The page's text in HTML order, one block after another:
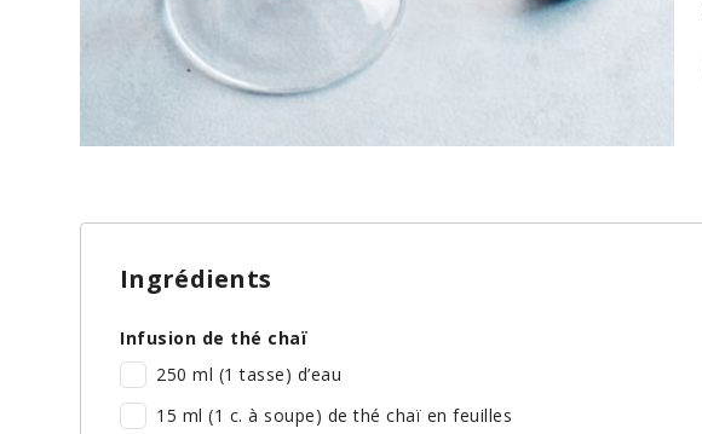
Ingrédients
Infusion de thé chaï
250 ml (1 tasse) d’eau
15 ml (1 c. à soupe) de thé chaï en feuilles